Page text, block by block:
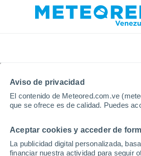
Aviso de privacidad
El contenido de Meteored.com.ve
que se ofrece es de calidad. Puedes
Aceptar cookies y acceder de
La publicidad digital personalizada,
financiar nuestra actividad para seguir
Inicio Estado de Lara